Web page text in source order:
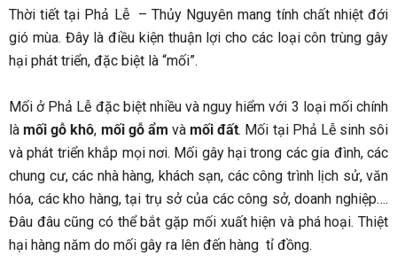
Thời tiết tại Phả Lễ – Thủy Nguyên mang tính chất nhiệt đới
gió mùa. Đây là điều kiện thuận lợi cho các loại côn trùng gây
hại phát triển, đặc biệt là “mối”.
Mối ở Phả Lễ đặc biệt nhiều và nguy hiểm với 3 loại mối chính
làmối gỗ khô, mối gỗ ẩm vàmối đất. Mối tại Phả Lễsinh sôi
và phát triển khắp mọi nơi. Mối gây hại trong các gia đình, các
chung cư, các nhà hàng, khách sạn, các công trình lịch sử, văn
hóa, các kho hàng, tại trụ sở của các công sở, doanh nghiệp….
Đâu đâu cũng có thể bắt gặp mối xuất hiện và phá hoại. Thiệt
hại hàng năm do mối gây ra lên đến hàng tỉ đồng.